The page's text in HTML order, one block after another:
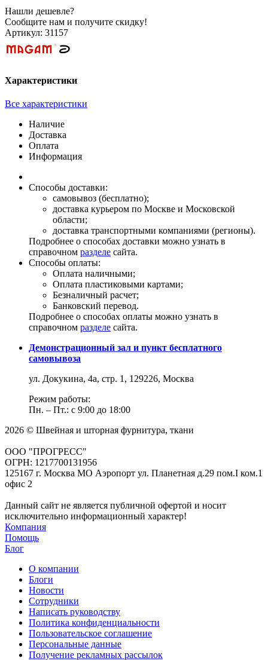
Нашли дешевле?
Сообщите нам и получите скидку!
Артикул: 31157
Характеристики
Все характеристики
Наличие
Доставка
Оплата
Информация
Способы доставки:
самовывоз (бесплатно);
доставка курьером по Москве и Московской
области;
доставка транспортными компаниями (регионы).
Подробнее о способах доставки можно узнать в
справочном разделе сайта.
Способы оплаты:
Оплата наличными;
Оплата пластиковыми картами;
Безналичный расчет;
Банковский перевод.
Подробнее о способах оплаты можно узнать в
справочном разделе сайта.
Демонстрационный зал и пункт бесплатного
самовывоза
ул. Докукина, 4а, стр. 1, 129226, Москва
Режим работы:
Пн. – Пт.: с 9:00 до 18:00
2026 © Швейная и шторная фурнитура, ткани
ООО "ПРОГРЕСС"
ОГРН: 1217700131956
125167 г. Москва МО Аэропорт ул. Планетная д.29 пом.I ком.1
офис 2
Данный сайт не является публичной офертой и носит
исключительно информационный характер!
Компания
Помощь
Блог
О компании
Блоги
Новости
Сотрудники
Написать руководству
Политика конфиденциальности
Пользовательское соглашение
Персональные данные
Получение рекламных рассылок